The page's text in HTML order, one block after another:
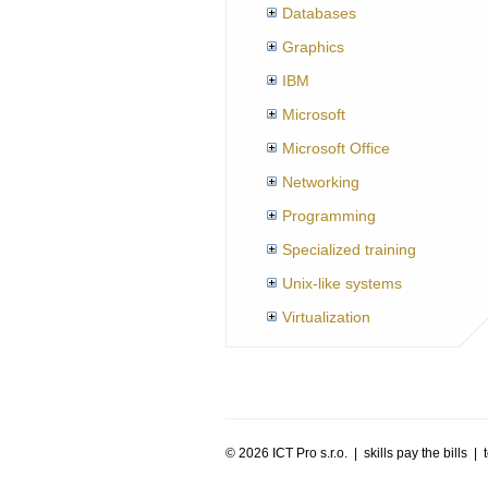
Databases
Graphics
IBM
Microsoft
Microsoft Office
Networking
Programming
Specialized training
Unix-like systems
Virtualization
© 2026 ICT Pro s.r.o. | skills pay the bills |